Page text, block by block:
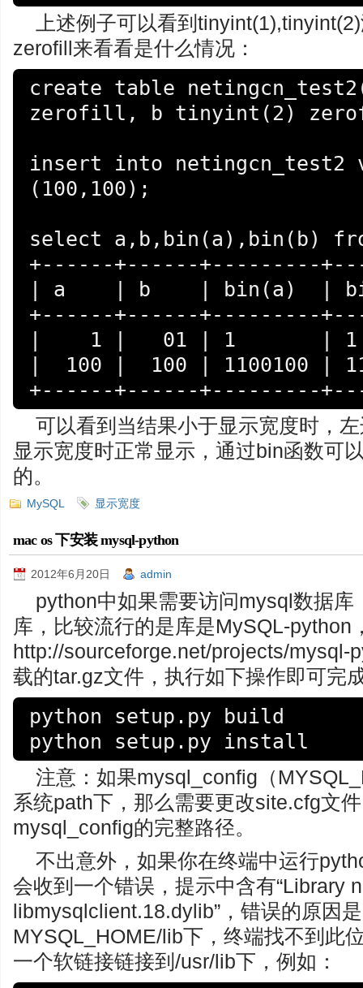
上述例子可以看到
zerofill来看看是什么情况：
create table
zerofill, b tinyint(2)
insert into netingcn_test2
(100,100);
select a,b,bin(a),bin(b)
+------+------+---------
| a    | b    | bin(a)  |
+------+------+---------
|    1 |   01 | 1       |
|  100 |  100 | 1100100 |
+------+------+---------
可以看到当结果小于显示宽度时，
显示宽度时正常显示，通过bin函数可
的。
MySQL 显示宽度
mac os 下安装 mysql-python
2012年6月20日 admin
python中如果需要访问mysql数据库
库，比较流行的是库是MySQL-python
http://sourceforge.net/projects/mysql-
载的tar.gz文件，执行如下操作即可完
python setup.py build
python setup.py install
注意：如果mysql_config（
系统path下，那么需要更改site.cfg文
mysql_config的完整路径。
不出意外，如果你在终端中运行
会收到一个错误，提示中含有“Library
libmysqlclient.18.dylib”，错误的原因
MYSQL_HOME/lib下，终端找不到此
一个软链接链接到/usr/lib下，例如：